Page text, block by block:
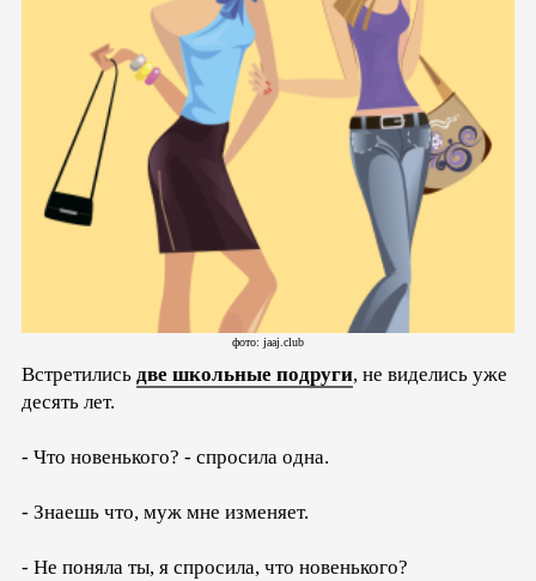
фото: jaaj.club
Встретились две школьные подруги, не виделись уже
десять лет.
- Что новенького? - спросила одна.
- Знаешь что, муж мне изменяет.
- Не поняла ты, я спросила, что новенького?